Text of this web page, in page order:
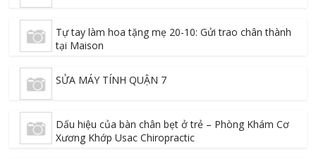
Tự tay làm hoa tặng mẹ 20-10: Gửi trao chân thành
tại Maison
SỬA MÁY TÍNH QUẬN 7
Dấu hiệu của bàn chân bẹt ở trẻ – Phòng Khám Cơ
Xương Khớp Usac Chiropractic